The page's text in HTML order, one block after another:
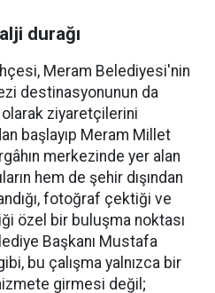
durağı
Meram Belediyesi'nin
destinasyonunun da
ziyaretçilerini
başlayıp Meram Millet
merkezinde yer alan
hem de şehir dışından
fotoğraf çektiği ve
özel bir buluşma noktası
Başkanı Mustafa
bu çalışma yalnızca bir
girmesi değil;